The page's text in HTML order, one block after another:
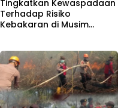
Tingkatkan Kewaspadaan
Terhadap Risiko
Kebakaran di Musim